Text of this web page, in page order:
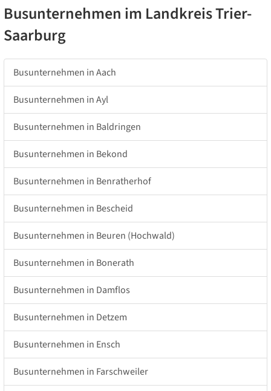
Busunternehmen im Landkreis Trier-
Saarburg
Busunternehmen in Aach
Busunternehmen in Ayl
Busunternehmen in Baldringen
Busunternehmen in Bekond
Busunternehmen in Benratherhof
Busunternehmen in Bescheid
Busunternehmen in Beuren (Hochwald)
Busunternehmen in Bonerath
Busunternehmen in Damflos
Busunternehmen in Detzem
Busunternehmen in Ensch
Busunternehmen in Farschweiler